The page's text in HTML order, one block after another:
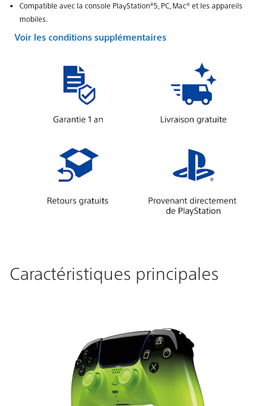
Compatible avec la console PlayStation®5, PC, Mac® et les appareils
mobiles.
Voir les conditions supplémentaires
Caractéristiques principales